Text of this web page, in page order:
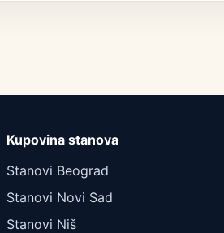
Kupovina stanova
Stanovi Beograd
Stanovi Novi Sad
Stanovi Niš